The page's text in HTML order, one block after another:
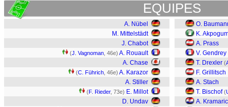
EQUIPES
A. Nübel
M. Mittelstädt
J. Chabot
(J. Vagnoman , 46e) A. Rouault
A. Chase
(C. Führich , 46e) A. Karazor
A. Stiller
(F. Rieder, 73e) E. Millot
D. Undav
O.
K.
A. Prass
V. Gendrey
T. Drexler (
F. Grillitsch
A. Stach
T. Bischof (
A. Kramaric